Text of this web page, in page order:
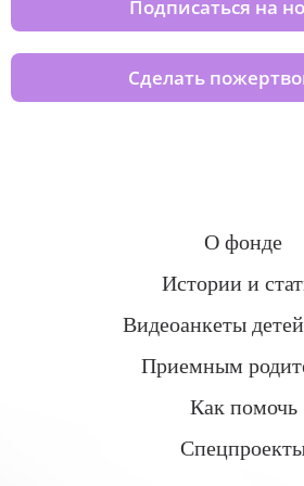
Подписаться на
Сделать
О фонде
Истории и
Видеоанкеты
Приемным
Как помочь